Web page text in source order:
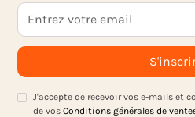
J'accepte de recevoir vos e-mails et
de vosConditions générales de